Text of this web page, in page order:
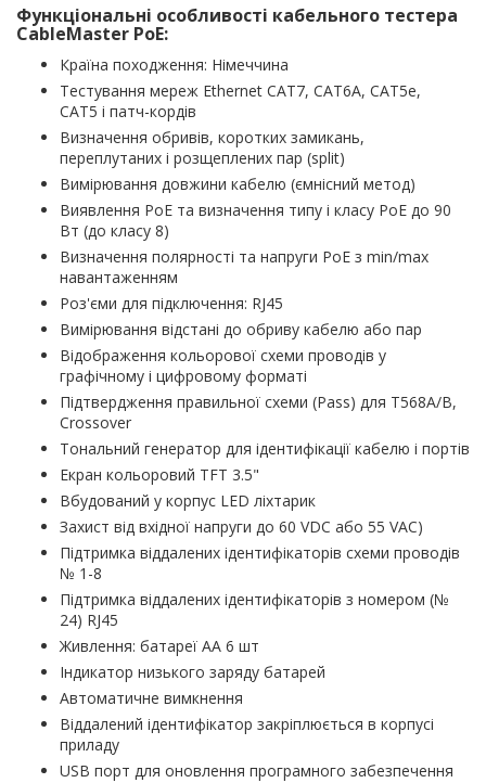
Функціональні особливості кабельного тестера
CableMaster PoE:
Країна походження: Німеччина
Тестування мереж Ethernet CAT7, CAT6A, CAT5e,
CAT5 і патч-кордів
Визначення обривів, коротких замикань,
переплутаних і розщеплених пар (split)
Вимірювання довжини кабелю (ємнісний метод)
Виявлення PoE та визначення типу і класу PoE до 90
Вт (до класу 8)
Визначення полярності та напруги PoE з min/max
навантаженням
Роз'єми для підключення: RJ45
Вимірювання відстані до обриву кабелю або пар
Відображення кольорової схеми проводів у
графічному і цифровому форматі
Підтвердження правильної схеми (Pass) для T568A/B,
Crossover
Тональний генератор для ідентифікації кабелю і портів
Екран кольоровий TFT 3.5"
Вбудований у корпус LED ліхтарик
Захист від вхідної напруги до 60 VDC або 55 VAC)
Підтримка віддалених ідентифікаторів схеми проводів
№ 1-8
Підтримка віддалених ідентифікаторів з номером (№
24) RJ45
Живлення: батареї АА 6 шт
Індикатор низького заряду батарей
Автоматичне вимкнення
Віддалений ідентифікатор закріплюється в корпусі
приладу
USB порт для оновлення програмного забезпечення